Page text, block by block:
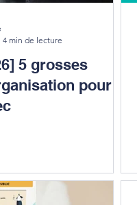
5 grosses
pour
4 min de lecture